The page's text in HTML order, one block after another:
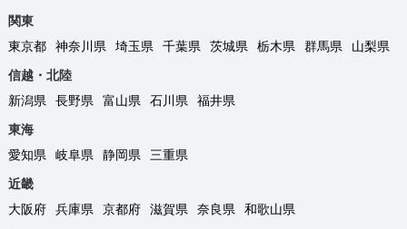
関東
東京都
神奈川県 埼玉県 千葉県 茨城県 栃木県 群馬県
山梨県
信越・北陸
新潟県
長野県 富山県 石川県
福井県
東海
愛知県
岐阜県 静岡県
三重県
近畿
大阪府
兵庫県 京都府 滋賀県 奈良県
和歌山県